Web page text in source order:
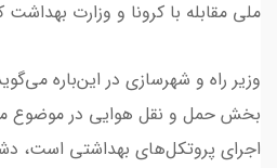
ملی مقابله با کرونا و وزارت
‌وزیر راه و شهرسازی در این‌باره
بخش حمل و نقل هوایی در موضوع
اجرای پروتکل‌های بهداشتی است،